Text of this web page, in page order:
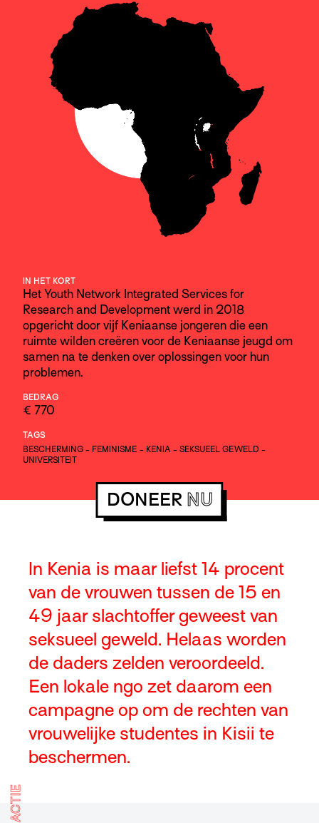
IN HET KORT
Het Youth Network Integrated Services for
Research and Development werd in 2018
opgericht door vijf Keniaanse jongeren die een
ruimte wilden creëren voor de Keniaanse jeugd om
samen na te denken over oplossingen voor hun
problemen.
BEDRAG
€ 770
TAGS
BESCHERMING - FEMINISME - KENIA - SEKSUEEL GEWELD -
UNIVERSITEIT
DONEER NU
In Kenia is maar liefst 14 procent
van de vrouwen tussen de 15 en
49 jaar slachtoffer geweest van
seksueel geweld. Helaas worden
de daders zelden veroordeeld.
Een lokale ngo zet daarom een
campagne op om de rechten van
vrouwelijke studentes in Kisii te
beschermen.
ACTIE